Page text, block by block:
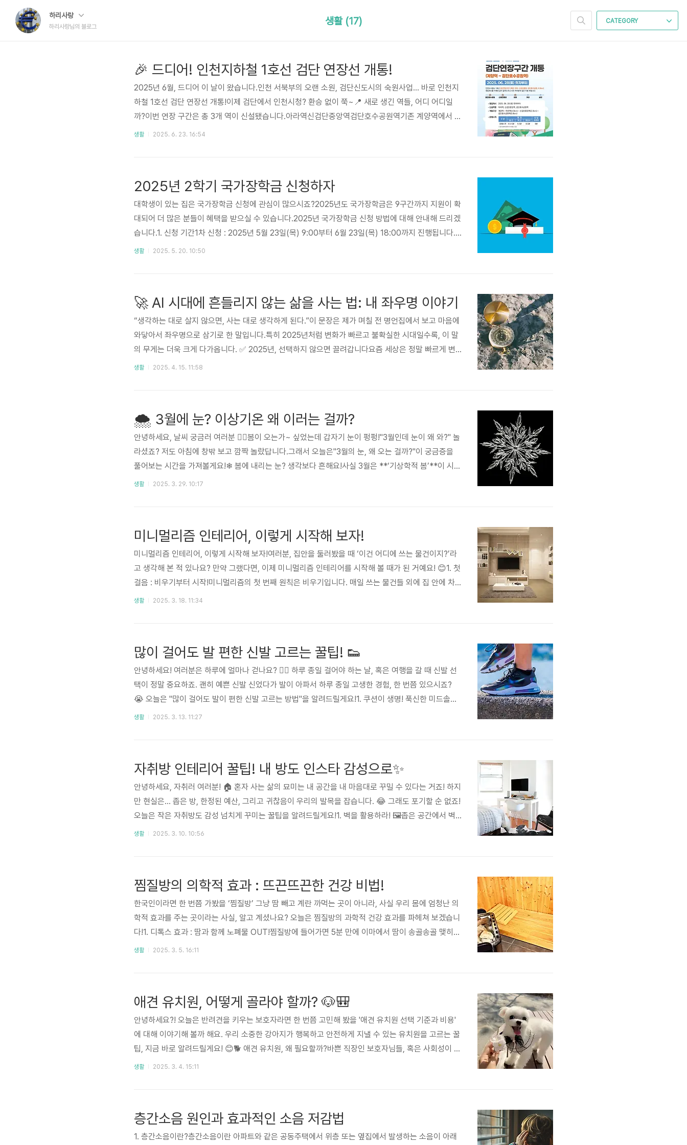
하리사랑
하리사랑님의 블로그
CATEGORY
생활 (17)
🎉 드디어! 인천지하철 1호선 검단 연장선 개통!
2025년 6월, 드디어 이 날이 왔습니다.인천 서북부의 오랜 소원, 검단신도시의 숙원사업… 바로 인천지
하철 1호선 검단 연장선 개통!이제 검단에서 인천시청? 환승 없이 쭉~📍 새로 생긴 역들, 어디 어디일
까?이번 연장 구간은 총 3개 역이 신설됐습니다.아라역신검단중앙역검단호수공원역기존 계양역에서 이
어지던 노선이 북서쪽으로 쭉 뻗어, 이제는 검단 깊숙한 곳까지 들어옵니다.이건 단순한 노선 확장이 아
응..
생활 2025. 6. 23. 16:54
2025년 2학기 국가장학금 신청하자
대학생이 있는 집은 국가장학금 신청에 관심이 많으시죠?2025년도 국가장학금은 9구간까지 지원이 확
대되어 더 많은 분들이 혜택을 받으실 수 있습니다.2025년 국가장학금 신청 방법에 대해 안내해 드리겠
습니다.1. 신청 기간1차 신청 : 2025년 5월 23일(목) 9:00부터 6월 23일(목) 18:00까지 진행됩니다. ※
주말 및 공휴일 포함 24시간 신청 가능, 단, 신청 마감일의 경우 18시 종료 ※ 공동인증서, 금융인증서,
생활 2025. 5. 20. 10:50
🚀 AI 시대에 흔들리지 않는 삶을 사는 법: 내 좌우명 이야기
“생각하는 대로 살지 않으면, 사는 대로 생각하게 된다.”이 문장은 제가 며칠 전 명언집에서 보고 마음에
와닿아서 좌우명으로 삼기로 한 말입니다.특히 2025년처럼 변화가 빠르고 불확실한 시대일수록, 이 말
의 무게는 더욱 크게 다가옵니다. ✅ 2025년, 선택하지 않으면 끌려갑니다요즘 세상은 정말 빠르게 변
하고 있습니다.AI는 더 이상 먼 미래의 기술이 아니라 지금, 우리 일상에 깊숙이 들어와 있죠.콘텐츠, 상
생활 2025. 4. 15. 11:58
🌨 3월에 눈? 이상기온 왜 이러는 걸까?
안녕하세요, 날씨 궁금러 여러분 🙋‍♀️봄이 오는가~ 싶었는데 갑자기 눈이 펑펑!"3월인데 눈이 왜 와?" 놀
라셨죠? 저도 아침에 창밖 보고 깜짝 놀랐답니다.그래서 오늘은"3월의 눈, 왜 오는 걸까?"이 궁금증을
풀어보는 시간을 가져볼게요!❄ 봄에 내리는 눈? 생각보다 흔해요!사실 3월은 **‘기상학적 봄’**이 시작
되는 시기지만, 대기 상층은 아직 겨울이에요.지상 기온은 조금씩 올라가지만, 상층 대기엔 여전히 차가
생활 2025. 3. 29. 10:17
미니멀리즘 인테리어, 이렇게 시작해 보자!
미니멀리즘 인테리어, 이렇게 시작해 보자!여러분, 집안을 둘러봤을 때 ‘이건 어디에 쓰는 물건이지?’라
고 생각해 본 적 있나요? 만약 그랬다면, 이제 미니멀리즘 인테리어를 시작해 볼 때가 된 거예요! 😊1. 첫
걸음 : 비우기부터 시작!미니멀리즘의 첫 번째 원칙은 비우기입니다. 매일 쓰는 물건들 외에 집 안에 차지
하고 있는 잡다한 물건들을 눈여겨보세요. 예를 들어, 책상 위에 쌓여 있는 다 쓴 공책이나, 서랍 속에 들
생활 2025. 3. 18. 11:34
많이 걸어도 발 편한 신발 고르는 꿀팁! 👟
안녕하세요! 여러분은 하루에 얼마나 걷나요? 🚶‍♂️ 하루 종일 걸어야 하는 날, 혹은 여행을 갈 때 신발 선
택이 정말 중요하죠. 괜히 예쁜 신발 신었다가 발이 아파서 하루 종일 고생한 경험, 한 번쯤 있으시죠?
😭 오늘은 "많이 걸어도 발이 편한 신발 고르는 방법"을 알려드릴게요!1. 쿠션이 생명! 푹신한 미드솔을
확인하세요 🏖️신발에서 가장 중요한 부분은 바로 미드솔(midsole) 입니다. 발바닥이 닿는 부분이 얼마
생활 2025. 3. 13. 11:27
자취방 인테리어 꿀팁! 내 방도 인스타 감성으로✨
안녕하세요, 자취러 여러분! 🏠 혼자 사는 삶의 묘미는 내 공간을 내 마음대로 꾸밀 수 있다는 거죠! 하지
만 현실은... 좁은 방, 한정된 예산, 그리고 귀찮음이 우리의 발목을 잡습니다. 😂 그래도 포기할 순 없죠!
오늘은 작은 자취방도 감성 넘치게 꾸미는 꿀팁을 알려드릴게요!1. 벽을 활용하라! 🖼️좁은 공간에서 벽
은 최고의 친구입니다.선반 활용 : 벽에 간단한 선반을 설치하면 책, 소품, 화분 등을 올려둘 수 있어요.포
생활 2025. 3. 10. 10:56
찜질방의 의학적 효과 : 뜨끈뜨끈한 건강 비법!
한국인이라면 한 번쯤 가봤을 ‘찜질방’ 그냥 땀 빼고 계란 까먹는 곳이 아니라, 사실 우리 몸에 엄청난 의
학적 효과를 주는 곳이라는 사실, 알고 계셨나요? 오늘은 찜질방의 과학적 건강 효과를 파헤쳐 보겠습니
다!1. 디톡스 효과 : 땀과 함께 노폐물 OUT!찜질방에 들어가면 5분 만에 이마에서 땀이 송골송골 맺히
죠? 이때 몸속에 쌓인 노폐물과 독소가 배출되면서 ‘자연 디톡스’가 이루어집니다. 사우나에서 땀을 흘리
생활 2025. 3. 5. 16:11
애견 유치원, 어떻게 골라야 할까? 🐶🎒
안녕하세요?! 오늘은 반려견을 키우는 보호자라면 한 번쯤 고민해 봤을 '애견 유치원 선택 기준과 비용'
에 대해 이야기해 볼까 해요. 우리 소중한 강아지가 행복하고 안전하게 지낼 수 있는 유치원을 고르는 꿀
팁, 지금 바로 알려드릴게요! 😊🐕 애견 유치원, 왜 필요할까?바쁜 직장인 보호자님들, 혹은 사회성이 부
족한 강아지를 키우고 계신 분들에게 애견 유치원은 큰 도움이 돼요. 특히 예민하고 소심한 아이라면 올
생활 2025. 3. 4. 15:11
층간소음 원인과 효과적인 소음 저감법
1. 층간소음이란?층간소음이란 아파트와 같은 공동주택에서 위층 또는 옆집에서 발생하는 소음이 아래